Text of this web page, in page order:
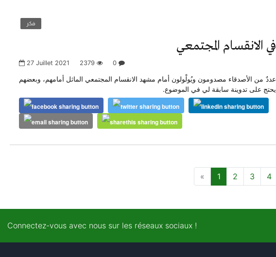
فكر
في الانقسام المجتمعي
27 Juillet 2021 2379 0
عددٌ من الأصدقاء مصدومون ويُولْولون أمام مشهد الانقسام المجتمعي الماثل أمامهم، وبعضهم
يحتج على تدوينة سابقة لي في الموضوع.
1 2 3 4
Connectez-vous avec nous sur les réseaux sociaux !